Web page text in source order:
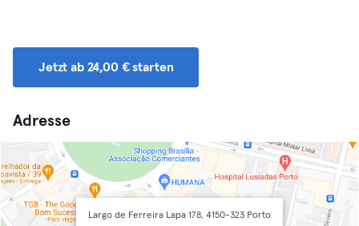
Jetzt ab 24,00 € starten
Adresse
Largo de Ferreira Lapa 178, 4150-323 Porto